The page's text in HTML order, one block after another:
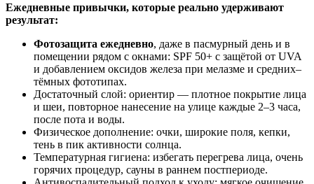
Ежедневные привычки, которые реально удерживают
результат:
Фотозащита ежедневно, даже в пасмурный день и в
помещении рядом с окнами: SPF 50+ с защётой от UVA
и добавлением оксидов железа при мелазме и средних–
тёмных фототипах.
Достаточный слой: ориентир — плотное покрытие лица
и шеи, повторное нанесение на улице каждые 2–3 часа,
после пота и воды.
Физическое дополнение: очки, широкие поля, кепки,
тень в пик активности солнца.
Температурная гигиена: избегать перегрева лица, очень
горячих процедур, сауны в раннем постпериоде.